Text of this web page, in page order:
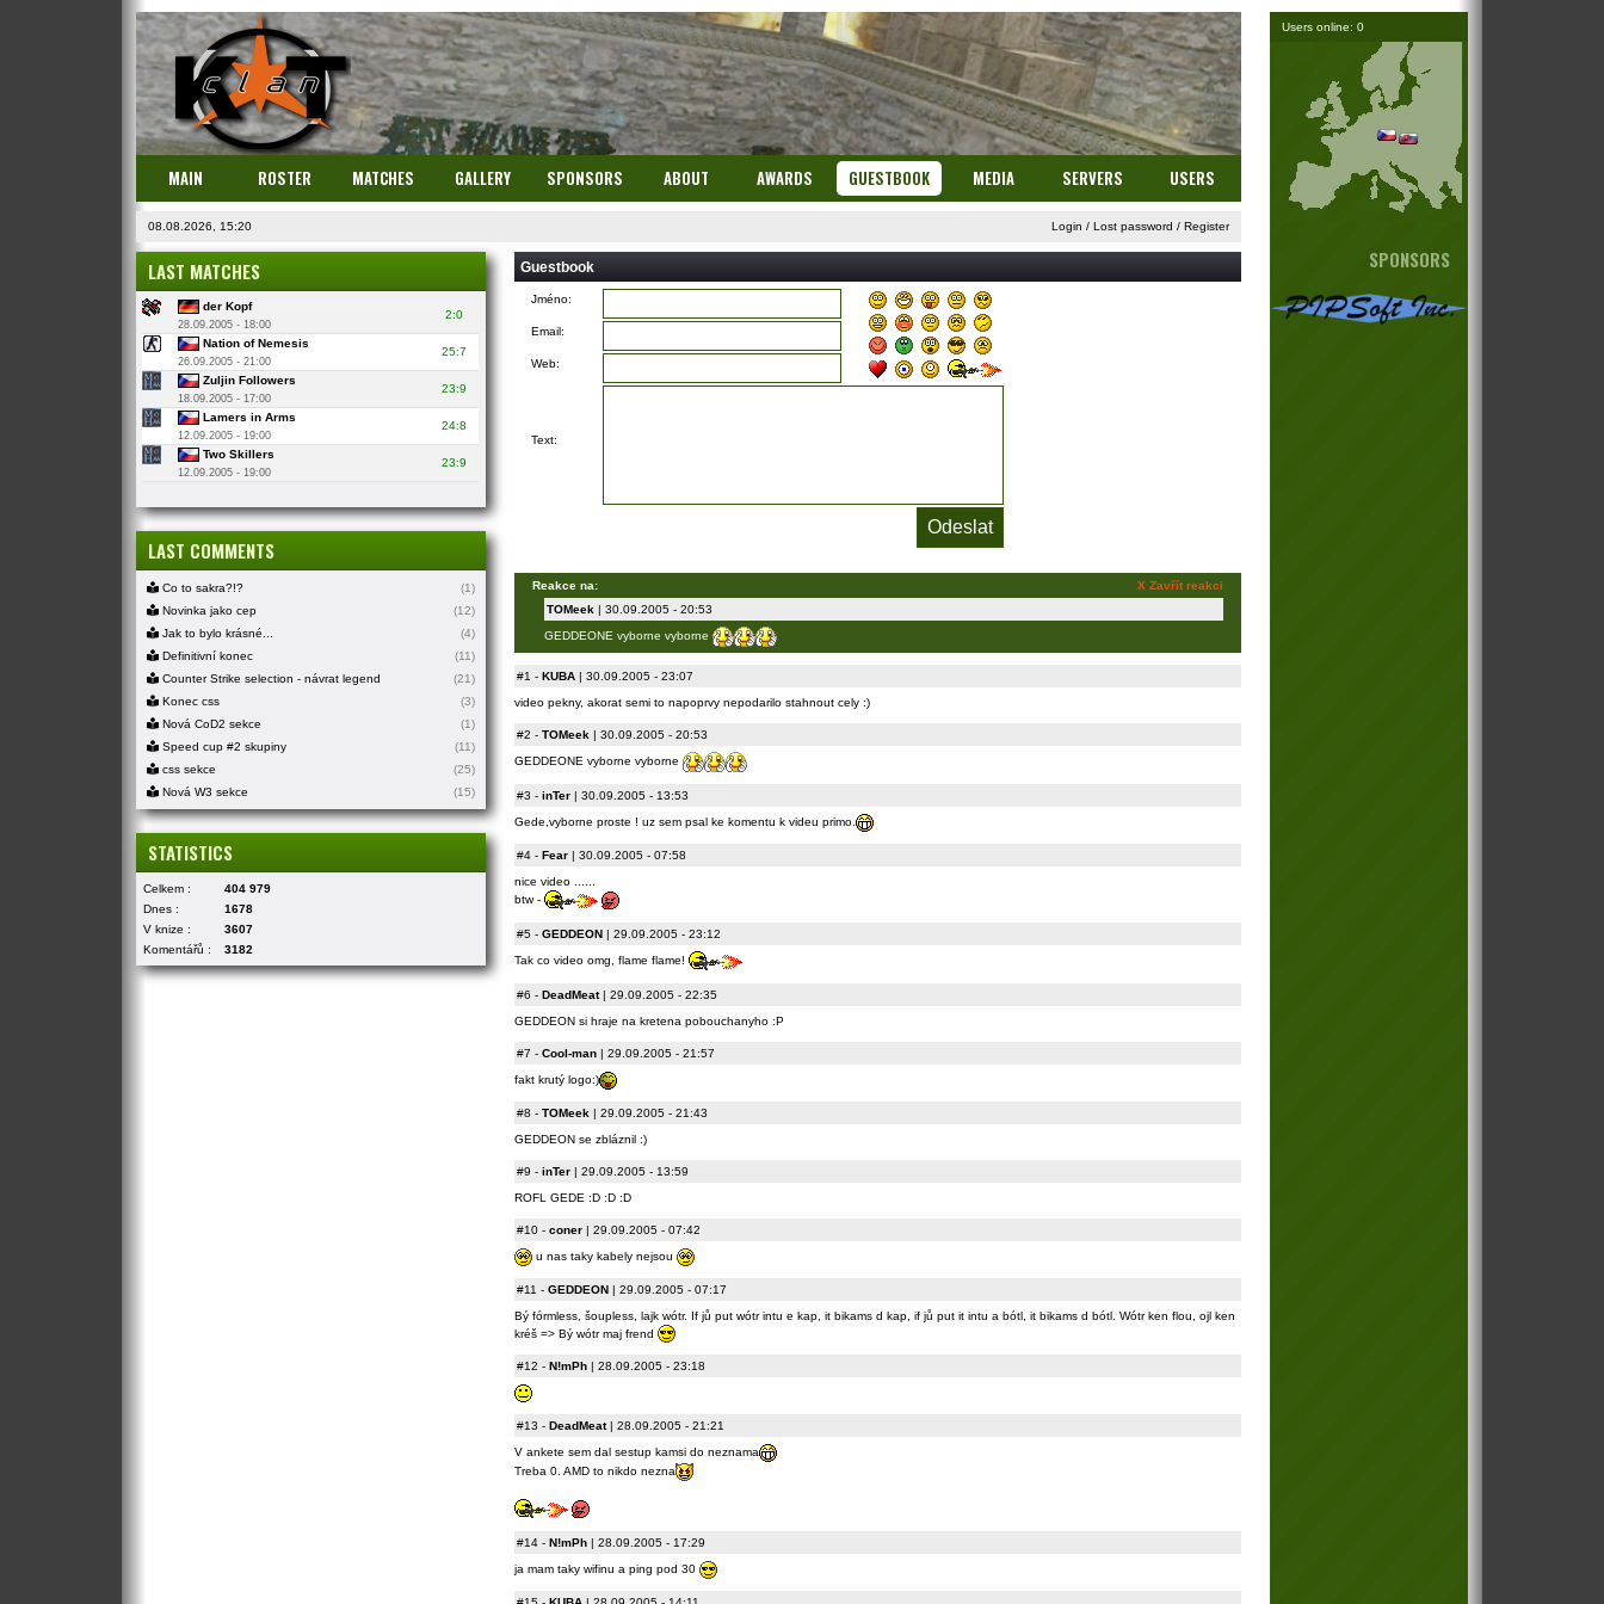
MAIN ROSTER MATCHES GALLERY SPONSORS ABOUT AWARDS GUESTBOOK MEDIA SERVERS USERS
08.08.2026, 15:20 Login / Lost password / Register
LAST MATCHES
der Kopf
28.09.2005 - 18:00
2:0
Nation of Nemesis
26.09.2005 - 21:00
25:7
Zuljin Followers
18.09.2005 - 17:00
23:9
Lamers in Arms
12.09.2005 - 19:00
24:8
Two Skillers
12.09.2005 - 19:00
23:9
LAST COMMENTS
Co to sakra?!?
(1)
Novinka jako cep
(12)
Jak to bylo krásné...
(4)
Definitivní konec
(11)
Counter Strike selection - návrat legend
(21)
Konec css
(3)
Nová CoD2 sekce
(1)
Speed cup #2 skupiny
(11)
css sekce
(25)
Nová W3 sekce
(15)
STATISTICS
Celkem :
404 979
Dnes :
1678
V knize :
3607
Komentářů :
3182
Guestbook
Jméno:
Email:
Web:
Text:
X Zavřít reakci
Reakce na:
TOMeek| 30.09.2005 - 20:53
GEDDEONE vyborne vyborne
#1 - KUBA| 30.09.2005 - 23:07
video pekny, akorat semi to napoprvy nepodarilo stahnout cely :)
#2 - TOMeek| 30.09.2005 - 20:53
GEDDEONE vyborne vyborne
#3 - inTer| 30.09.2005 - 13:53
Gede,vyborne proste ! uz sem psal ke komentu k videu primo.
#4- Fear| 30.09.2005 - 07:58
nice video ......
btw -
#5- GEDDEON| 29.09.2005 - 23:12
Tak co video omg, flame flame!
#6 - DeadMeat| 29.09.2005 - 22:35
GEDDEON si hraje na kretena pobouchanyho :P
#7 - Cool-man| 29.09.2005 - 21:57
fakt krutý logo:)
#8 - TOMeek| 29.09.2005 - 21:43
GEDDEON se zbláznil :)
#9 - inTer| 29.09.2005 - 13:59
ROFL GEDE :D :D :D
#10- coner| 29.09.2005 - 07:42
u nas taky kabely nejsou
#11 - GEDDEON| 29.09.2005 - 07:17
Bý fórmless, šoupless, lajk wótr. If jů put wótr intu e kap, it bikams d kap, if jů put it intu a bótl, it bikams d bótl. Wótr ken flou, ojl ken
kréš => Bý wótr maj frend
#12 - N!mPh| 28.09.2005 - 23:18
#13 - DeadMeat| 28.09.2005 - 21:21
V ankete sem dal sestup kamsi do neznama
Treba 0. AMD to nikdo nezna
#14- N!mPh| 28.09.2005 - 17:29
ja mam taky wifinu a ping pod 30
Users online: 0
SPONSORS